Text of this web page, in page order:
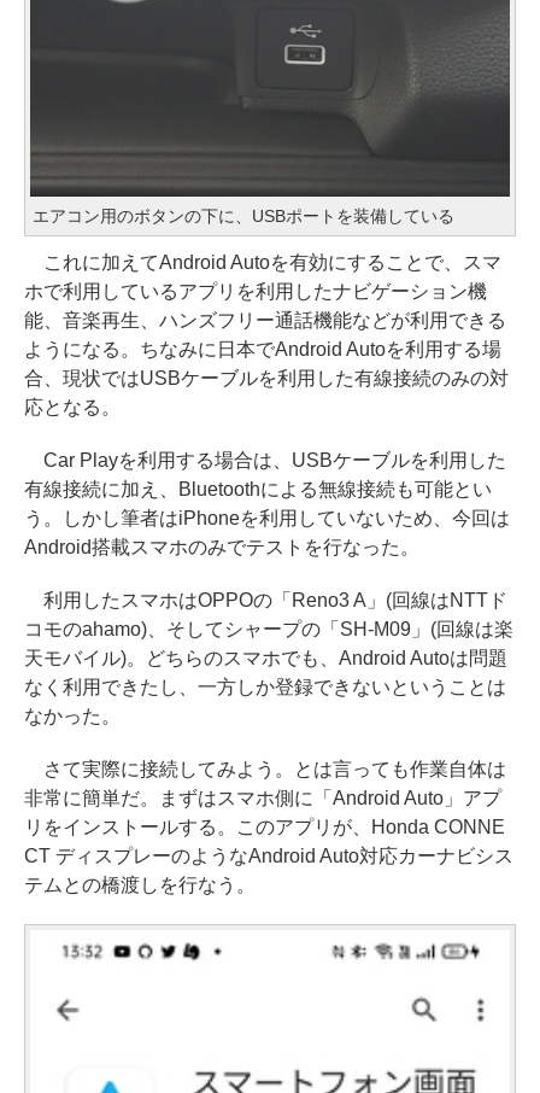
エアコン用のボタンの下に、USBポートを装備している
これに加えてAndroid Autoを有効にすることで、スマ
ホで利用しているアプリを利用したナビゲーション機
能、音楽再生、ハンズフリー通話機能などが利用できる
ようになる。ちなみに日本でAndroid Autoを利用する場
合、現状ではUSBケーブルを利用した有線接続のみの対
応となる。
Car Playを利用する場合は、USBケーブルを利用した
有線接続に加え、Bluetoothによる無線接続も可能とい
う。しかし筆者はiPhoneを利用していないため、今回は
Android搭載スマホのみでテストを行なった。
利用したスマホはOPPOの「Reno3 A」(回線はNTTド
コモのahamo)、そしてシャープの「SH-M09」(回線は楽
天モバイル)。どちらのスマホでも、Android Autoは問題
なく利用できたし、一方しか登録できないということは
なかった。
さて実際に接続してみよう。とは言っても作業自体は
非常に簡単だ。まずはスマホ側に「Android Auto」アプ
リをインストールする。このアプリが、Honda CONNE
CT ディスプレーのようなAndroid Auto対応カーナビシス
テムとの橋渡しを行なう。